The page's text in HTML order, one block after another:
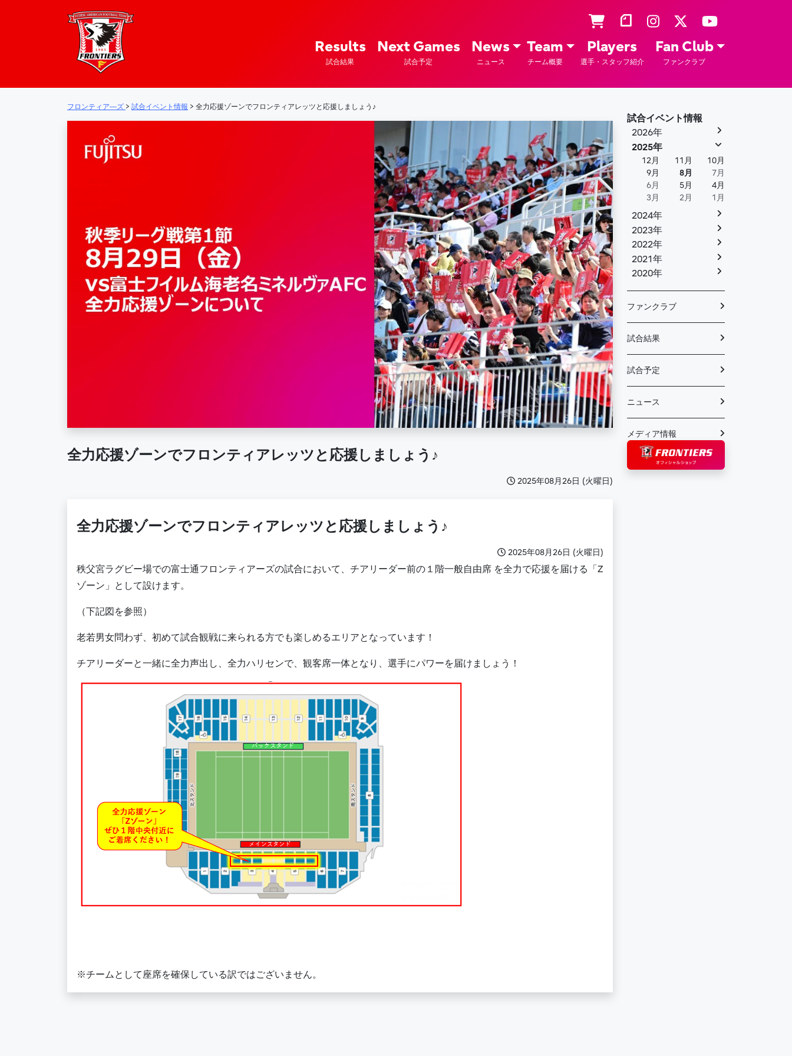
メインナビゲーション
Results
試合結果
Next Games
試合予定
News
ニュース
Team
チーム概要
Players
選手・スタッフ紹介
Fan Club
ファンクラブ
フロンティア―ズ > 試合イベント情報 > 全力応援ゾーンでフロンティアレッツと応援しましょう♪
全力応援ゾーンでフロンティアレッツと応援しましょう♪
2025年08月26日 (火曜日)
全力応援ゾーンでフロンティアレッツと応援しましょう♪
2025年08月26日 (火曜日)
秩父宮ラグビー場での富士通フロンティアーズの試合において、チアリーダー前の１階一般自由席 を全力で応援を届ける「Z
ゾーン」として設けます。
（下記図を参照）
老若男女問わず、初めて試合観戦に来られる方でも楽しめるエリアとなっています！
チアリーダーと一緒に全力声出し、全力ハリセンで、観客席一体となり、選手にパワーを届けましょう！
※チームとして座席を確保している訳ではございません。
試合イベント情報
2026年
2025年
12月 11月
10月
9月
8月
7月
6月
5月
4月
3月
2月 1月
2024年
2023年
2022年
2021年
2020年
ファンクラブ
試合結果
試合予定
ニュース
メディア情報